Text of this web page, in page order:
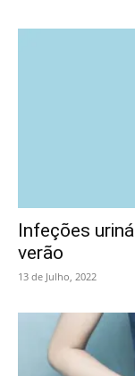
Infeções
verão
13 de Julho, 2022